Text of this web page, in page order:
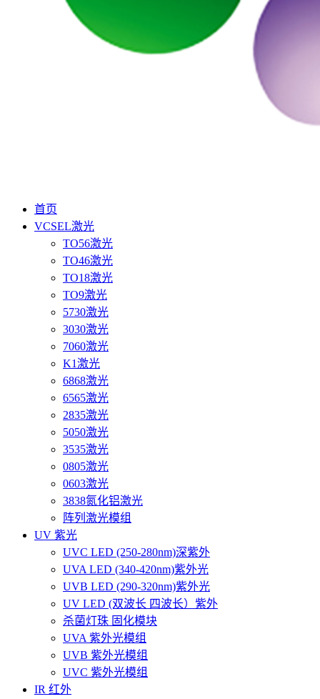
首页
VCSEL激光
TO56激光
TO46激光
TO18激光
TO9激光
5730激光
3030激光
7060激光
K1激光
6868激光
6565激光
2835激光
5050激光
3535激光
0805激光
0603激光
3838氮化铝激光
阵列激光模组
UV 紫光
UVC LED (250-280nm)深紫外
UVA LED (340-420nm)紫外光
UVB LED (290-320nm)紫外光
UV LED (双波长 四波长）紫外
杀菌灯珠 固化模块
UVA 紫外光模组
UVB 紫外光模组
UVC 紫外光模组
IR 红外